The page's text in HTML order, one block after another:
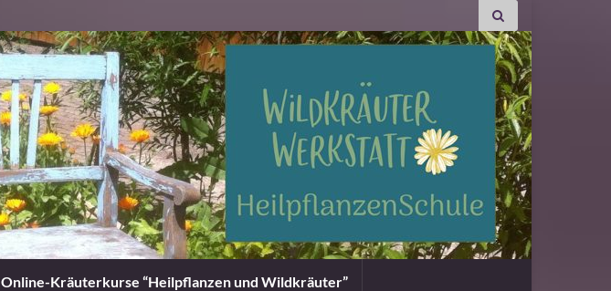
Online-Kräuterkurse “Heilpflanzen und Wildkräuter”